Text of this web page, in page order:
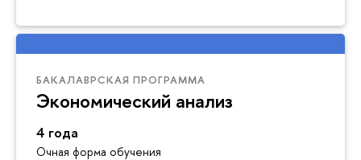
БАКАЛАВРСКАЯ ПРОГРАММА
Экономический анализ
4 года
Очная форма обучения